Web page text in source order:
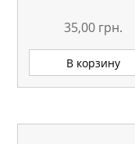
35,00 грн.
В корзину